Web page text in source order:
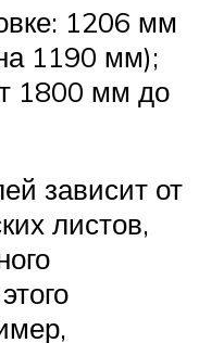
1206 мм
1190 мм);
1800 мм до
зависит от
листов,